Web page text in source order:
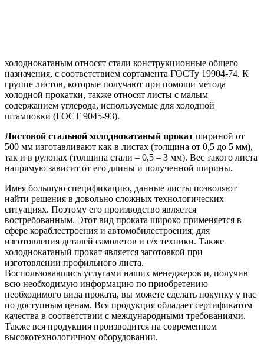
холоднокатаным относят стали конструкционные общего
назначения, с соответствием сортамента ГОСТу 19904-74. К
группе листов, которые получают при помощи метода
холодной прокатки, также относят листы с малым
содержанием углерода, используемые для холодной
штамповки (ГОСТ 9045-93).
Листовой стальной холоднокатаный прокат шириной от
500 мм изготавливают как в листах (толщина от 0,5 до 5 мм),
так и в рулонах (толщина стали – 0,5 – 3 мм). Вес такого листа
напрямую зависит от его длины и полученной ширины.
Имея большую спецификацию, данные листы позволяют
найти решения в довольно сложных технологических
ситуациях. Поэтому его производство является
востребованным. Этот вид проката широко применяется в
сфере кораблестроения и автомобилестроения; для
изготовления деталей самолетов и с/х техники. Также
холоднокатаный прокат является заготовкой при
изготовлении профильного листа.
Воспользовавшись услугами наших менеджеров и, получив
всю необходимую информацию по приобретению
необходимого вида проката, вы можете сделать покупку у нас
по доступным ценам. Вся продукция обладает сертификатом
качества в соответствии с международными требованиями.
Также вся продукция производится на современном
высокотехнологичном оборудовании.